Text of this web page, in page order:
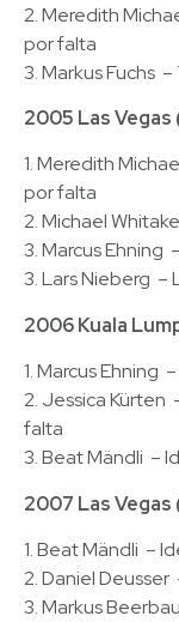
2. Meredith
por falta
3. Markus Fuchs
2005 Las Vegas
1. Meredith
por falta
2. Michael
3. Marcus Ehning
3. Lars Nieberg –
2006 Kuala
1. Marcus Ehning
2. Jessica Kürten
falta
3. Beat Mändli –
2007 Las Vegas
1. Beat Mändli –
2. Daniel Deusser
3. Markus